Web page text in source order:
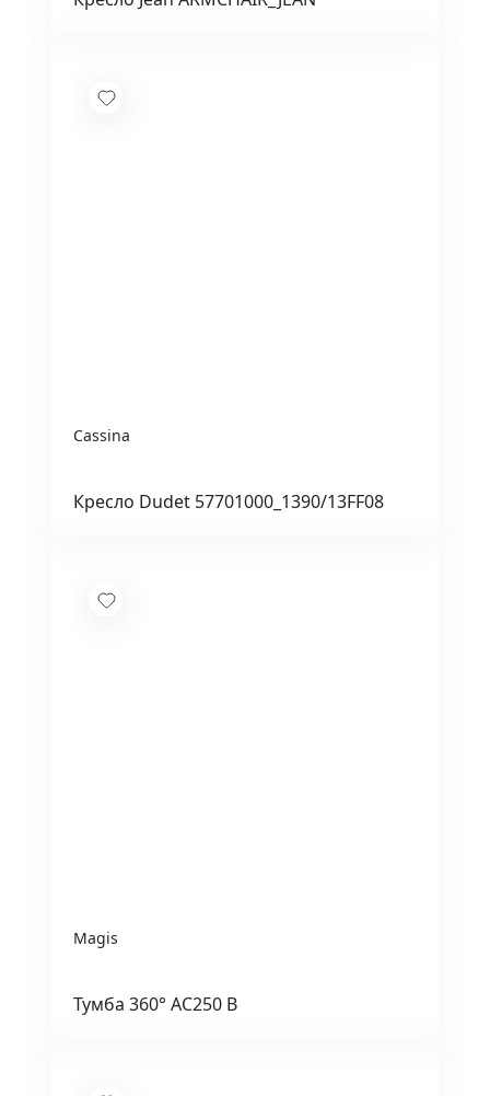
Cassina
Кресло Dudet 57701000_1390/13FF08
Magis
Тумба 360° AC250 B